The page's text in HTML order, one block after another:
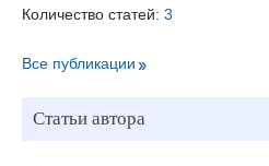
Количество статей: 3
Все публикации
Статьи автора